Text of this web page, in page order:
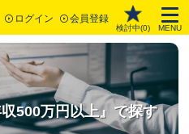
ログイン 会員登録
検討中(0) MENU
500万円以上』で探す